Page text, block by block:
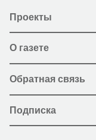
Проекты
О газете
Обратная связь
Подписка